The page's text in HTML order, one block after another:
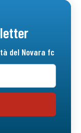
del Novara fc